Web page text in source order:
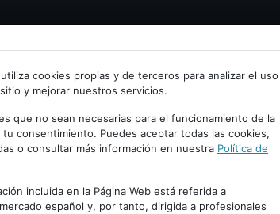
a psiquiatria.com
con tu email.
cookies propias y de terceros para analizar el uso
y mejorar nuestros servicios.
que no sean necesarias para el funcionamiento de la
consentimiento. Puedes aceptar todas las cookies,
o consultar más información en nuestra Política de
incluida en la Página Web está referida a
español y, por tanto, dirigida a profesionales